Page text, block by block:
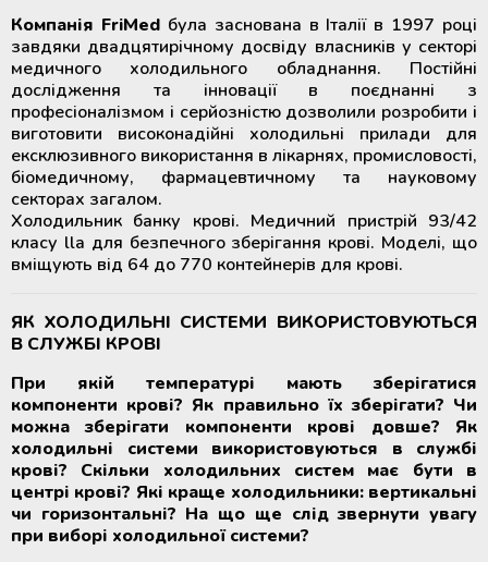
Компанія FriMedбула заснована в Італії в 1997 році
завдяки двадцятирічному досвіду власників у секторі
медичного холодильного обладнання. Постійні
дослідження та інновації в поєднанні з
професіоналізмом і серйозністю дозволили розробити і
виготовити високонадійні холодильні прилади для
ексклюзивного використання в лікарнях, промисловості,
біомедичному, фармацевтичному та науковому
секторах загалом.
Холодильник банку крові. Медичний пристрій 93/42
класу lla для безпечного зберігання крові. Моделі, що
вміщують від 64 до 770 контейнерів для крові.
ЯК ХОЛОДИЛЬНІ СИСТЕМИ ВИКОРИСТОВУЮТЬСЯ
В СЛУЖБІ КРОВІ
При якій температурі мають зберігатися
компоненти крові? Як правильно їх зберігати? Чи
можна зберігати компоненти крові довше? Як
холодильні системи використовуються в службі
крові? Скільки холодильних систем має бути в
центрі крові? Які краще холодильники: вертикальні
чи горизонтальні? На що ще слід звернути увагу
при виборі холодильної системи?